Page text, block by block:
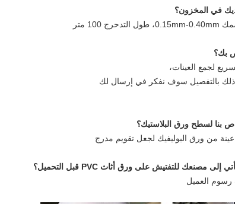
لجمع العينات،
ذلك بالتفصيل سوف نفكر في إرسال لك
من ورق البوليفيك لجعل تقويم مدرج
رسوم العميل